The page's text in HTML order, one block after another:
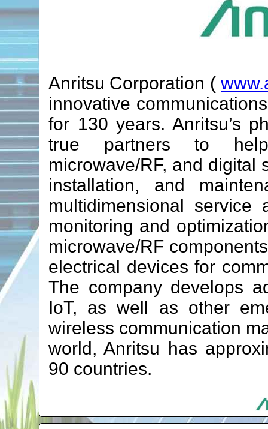
Anritsu Corporation (
innovative
for 130 years. Anritsu’s
true partners to
microwave/RF, and digital
installation, and
multidimensional service
monitoring and
microwave/RF
electrical devices for
The company develops
IoT, as well as other
wireless communication
world, Anritsu has
90 countries.